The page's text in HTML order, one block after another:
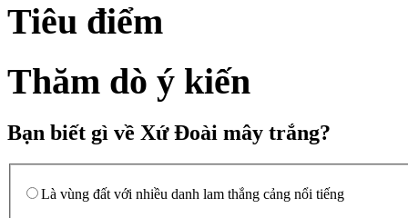
Tiêu điểm
Thăm dò ý kiến
Bạn biết gì về Xứ Đoài mây trắng?
Là vùng đất với nhiều danh lam thắng cảng nổi tiếng